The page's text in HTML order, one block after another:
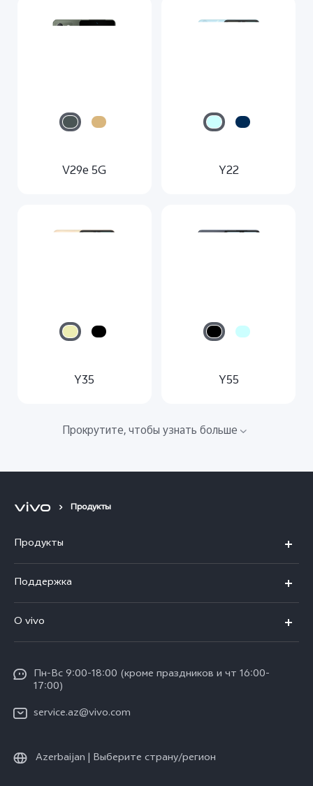
V29e 5G Y22
Y35 Y55
Прокрутите, чтобы узнать больше
Продукты
Продукты
V30e 5G
V29 5G
Y100 4G
Y27s
Поддержка
Funtouch OS
Сервисные центры
IMEI аутентификация
Обновление системы
Запрос хода ремонта
О vivo
Пресс-центр
Юридическая информация
Стабильность
Пн-Вс 9:00-18:00 (кроме праздников и чт 16:00-
17:00)
service.az@vivo.com
Azerbaijan | Выберите страну/регион